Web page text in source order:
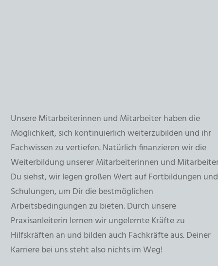
Unsere Mitarbeiterinnen und Mitarbeiter haben die
Möglichkeit, sich kontinuierlich weiterzubilden und ihr
Fachwissen zu vertiefen. Natürlich finanzieren wir die
Weiterbildung unserer Mitarbeiterinnen und
Du siehst, wir legen großen Wert auf Fortbildungen und
Schulungen, um Dir die bestmöglichen
Arbeitsbedingungen zu bieten. Durch unsere
Praxisanleiterin lernen wir ungelernte Kräfte zu
Hilfskräften an und bilden auch Fachkräfte aus. Deiner
Karriere bei uns steht also nichts im Weg!